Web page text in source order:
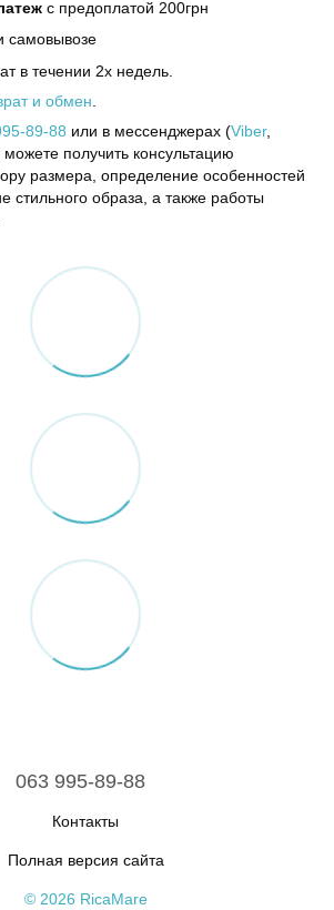
с предоплатой 200грн
самовывозе
в течении 2х недель.
и обмен
89-88 или в мессенджерах (Viber,
можете получить консультацию
размера, определение особенностей
стильного образа, а также работы
063 995-89-88
Контакты
Полная версия сайта
© 2026 RicaMare